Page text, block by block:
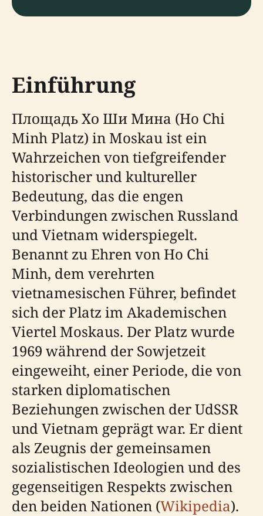
Einführung
Площадь Хо Ши Мина (Ho Chi
Minh Platz) in Moskau ist ein
Wahrzeichen von tiefgreifender
historischer und kultureller
Bedeutung, das die engen
Verbindungen zwischen Russland
und Vietnam widerspiegelt.
Benannt zu Ehren von Ho Chi
Minh, dem verehrten
vietnamesischen Führer, befindet
sich der Platz im Akademischen
Viertel Moskaus. Der Platz wurde
1969 während der Sowjetzeit
eingeweiht, einer Periode, die von
starken diplomatischen
Beziehungen zwischen der UdSSR
und Vietnam geprägt war. Er dient
als Zeugnis der gemeinsamen
sozialistischen Ideologien und des
gegenseitigen Respekts zwischen
den beiden Nationen (Wikipedia).